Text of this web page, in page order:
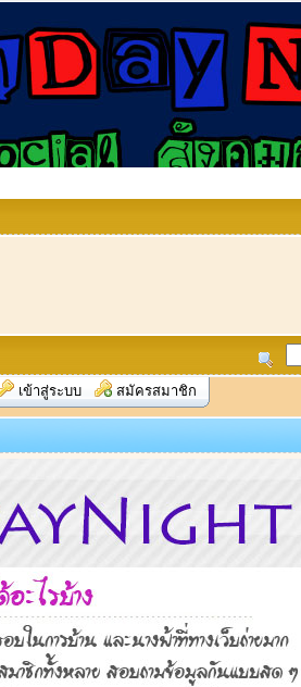
เข้าสู่ระบบ สมัครสมาชิก